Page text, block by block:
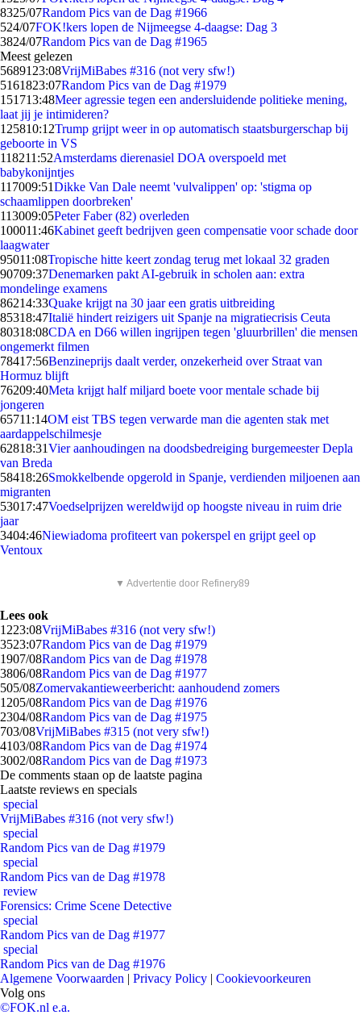
8325/07Random Pics van de Dag #1966
524/07FOK!kers lopen de Nijmeegse 4-daagse: Dag 3
3824/07Random Pics van de Dag #1965
Meest gelezen
56891 23:08VrijMiBabes #316 (not very sfw!)
5161823:07Random Pics van de Dag #1979
151713:48Meer agressie tegen een andersluidende politieke mening,
laat jij je intimideren?
125810:12Trump grijpt weer in op automatisch staatsburgerschap bij
geboorte in VS
118211:52Amsterdams dierenasiel DOA overspoeld met
babykonijntjes
117009:51Dikke Van Dale neemt 'vulvalippen' op: 'stigma op
schaamlippen doorbreken'
113009:05Peter Faber (82) overleden
100011:46Kabinet geeft bedrijven geen compensatie voor schade door
laagwater
95011:08Tropische hitte keert zondag terug met lokaal 32 graden
90709:37Denemarken pakt AI-gebruik in scholen aan: extra
mondelinge examens
86214:33Quake krijgt na 30 jaar een gratis uitbreiding
85318:47Italië hindert reizigers uit Spanje na migratiecrisis Ceuta
80318:08CDA en D66 willen ingrijpen tegen 'gluurbrillen' die mensen
ongemerkt filmen
78417:56Benzineprijs daalt verder, onzekerheid over Straat van
Hormuz blijft
76209:40Meta krijgt half miljard boete voor mentale schade bij
jongeren
65711:14OM eist TBS tegen verwarde man die agenten stak met
aardappelschilmesje
62818:31Vier aanhoudingen na doodsbedreiging burgemeester Depla
van Breda
58418:26Smokkelbende opgerold in Spanje, verdienden miljoenen aan
migranten
53017:47Voedselprijzen wereldwijd op hoogste niveau in ruim drie
jaar
3404:46Niewiadoma profiteert van pokerspel en grijpt geel op
Ventoux
▼ Advertentie door Refinery89
Lees ook
1223:08VrijMiBabes #316 (not very sfw!)
3523:07Random Pics van de Dag #1979
1907/08Random Pics van de Dag #1978
3806/08Random Pics van de Dag #1977
505/08Zomervakantieweerbericht: aanhoudend zomers
1205/08Random Pics van de Dag #1976
2304/08Random Pics van de Dag #1975
703/08VrijMiBabes #315 (not very sfw!)
4103/08Random Pics van de Dag #1974
3002/08Random Pics van de Dag #1973
De comments staan op de laatste pagina
Laatste reviews en specials
special
VrijMiBabes #316 (not very sfw!)
special
Random Pics van de Dag #1979
special
Random Pics van de Dag #1978
review
Forensics: Crime Scene Detective
special
Random Pics van de Dag #1977
special
Random Pics van de Dag #1976
Algemene Voorwaarden | Privacy Policy | Cookievoorkeuren
Volg ons
©FOK.nl e.a.